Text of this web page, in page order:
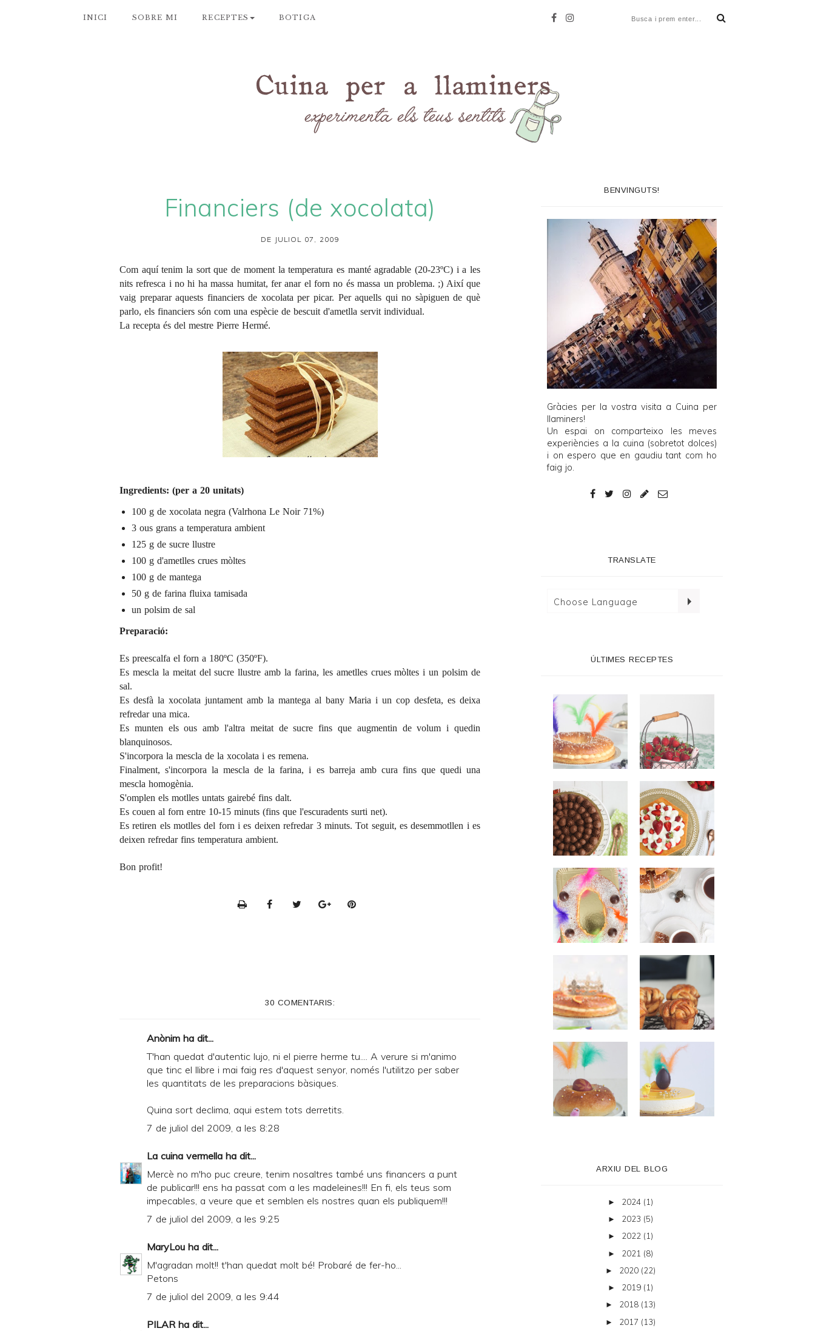
INICI SOBRE MI RECEPTES BOTIGA
Financiers (de xocolata)
DE JULIOL 07, 2009
Com aquí tenim la sort que de moment la temperatura es manté agradable (20-23ºC) i a les
nits refresca i no hi ha massa humitat, fer anar el forn no és massa un problema. ;) Així que
vaig preparar aquests financiers de xocolata per picar. Per aquells qui no sàpiguen de què
parlo, els financiers són com una espècie de bescuit d'ametlla servit individual.
La recepta és del mestre Pierre Hermé.
Ingredients: (per a 20 unitats)
100 g de xocolata negra (Valrhona Le Noir 71%)
3 ous grans a temperatura ambient
125 g de sucre llustre
100 g d'ametlles crues mòltes
100 g de mantega
50 g de farina fluixa tamisada
un polsim de sal
Preparació:
Es preescalfa el forn a 180ºC (350ºF).
Es mescla la meitat del sucre llustre amb la farina, les ametlles crues mòltes i un polsim de
sal.
Es desfà la xocolata juntament amb la mantega al bany Maria i un cop desfeta, es deixa
refredar una mica.
Es munten els ous amb l'altra meitat de sucre fins que augmentin de volum i quedin
blanquinosos.
S'incorpora la mescla de la xocolata i es remena.
Finalment, s'incorpora la mescla de la farina, i es barreja amb cura fins que quedi una
mescla homogènia.
S'omplen els motlles untats gairebé fins dalt.
Es couen al forn entre 10-15 minuts (fins que l'escuradents surti net).
Es retiren els motlles del forn i es deixen refredar 3 minuts. Tot seguit, es desemmotllen i es
deixen refredar fins temperatura ambient.
Bon profit!
e
a
n
F
30 COMENTARIS:
Anònim ha dit...
T'han quedat d'autentic lujo, ni el pierre herme tu.... A verure si m'animo
que tinc el llibre i mai faig res d'aquest senyor, només l'utilitzo per saber
les quantitats de les preparacions bàsiques.
Quina sort declima, aqui estem tots derretits.
7 de juliol del 2009, a les 8:28
La cuina vermella ha dit...
Mercè no m'ho puc creure, tenim nosaltres també uns financers a punt
de publicar!!! ens ha passat com a les madeleines!!! En fi, els teus som
impecables, a veure que et semblen els nostres quan els publiquem!!!
7 de juliol del 2009, a les 9:25
MaryLou ha dit...
M'agradan molt!! t'han quedat molt bé! Probaré de fer-ho...
Petons
7 de juliol del 2009, a les 9:44
PILARha dit...
BENVINGUTS!
Gràcies per la vostra visita a Cuina per
llaminers!
Un espai on comparteixo les meves
experiències a la cuina (sobretot dolces)
i on espero que en gaudiu tant com ho
faig jo.
TRANSLATE
ÚLTIMES RECEPTES
ARXIU DEL BLOG
► 2024 (1)
► 2023 (5)
► 2022 (1)
► 2021 (8)
► 2020 (22)
► 2019 (1)
► 2018 (13)
► 2017 (13)